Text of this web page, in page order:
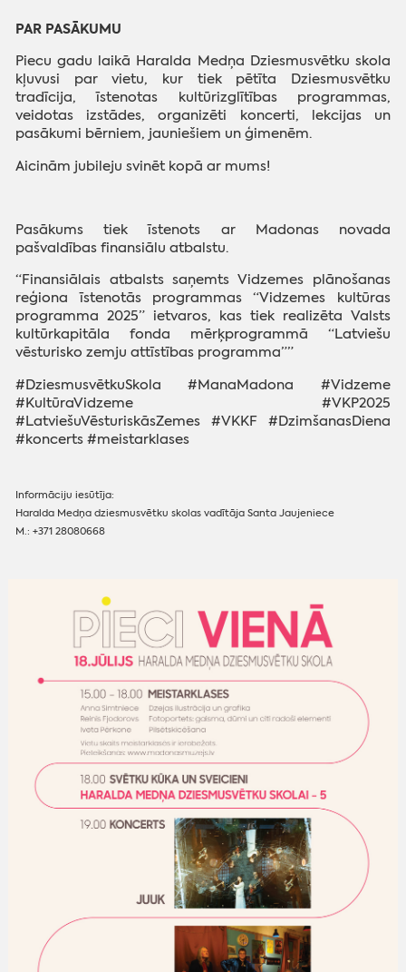
PAR PASĀKUMU
Piecu gadu laikā Haralda Medņa Dziesmusvētku skola
kļuvusi par vietu, kur tiek pētīta Dziesmusvētku
tradīcija, īstenotas kultūrizglītības programmas,
veidotas izstādes, organizēti koncerti, lekcijas un
pasākumi bērniem, jauniešiem un ģimenēm.
Aicinām jubileju svinēt kopā ar mums!
Pasākums tiek īstenots ar Madonas novada
pašvaldības finansiālu atbalstu.
“Finansiālais atbalsts saņemts Vidzemes plānošanas
reģiona īstenotās programmas “Vidzemes kultūras
programma 2025” ietvaros, kas tiek realizēta Valsts
kultūrkapitāla fonda mērķprogrammā “Latviešu
vēsturisko zemju attīstības programma””
#DziesmusvētkuSkola #ManaMadona #Vidzeme
#KultūraVidzeme #VKP2025
#LatviešuVēsturiskāsZemes #VKKF #DzimšanasDiena
#koncerts #meistarklases
Informāciju iesūtīja:
Haralda Medņa dziesmusvētku skolas vadītāja Santa Jaujeniece
M.: +371 28080668